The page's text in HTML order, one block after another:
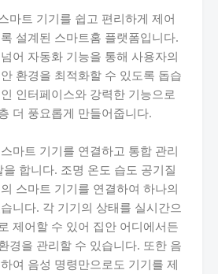
마트 기기를 쉽고 편리하게 제어
설계된 스마트홈 플랫폼입니다.
어 자동화 기능을 통해 사용자의
환경을 최적화할 수 있도록 돕습
인터페이스와 강력한 기능으로
더 풍요롭게 만들어줍니다.
마트 기기를 연결하고 통합 관리
합니다. 조명 온도 습도 공기질
스마트 기기를 연결하여 하나의
니다. 각 기기의 상태를 실시간으
제어할 수 있어 집안 어디에서든
경을 관리할 수 있습니다. 또한 음
여 음성 명령만으로도 기기를 제